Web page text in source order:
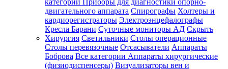
категории Приборы для диагностики опорно-
двигательного аппарата Спирографы Холтеры и
кардиорегистраторы Электроэнцефалографы
Кресла Барани Суточные мониторы АД Скрыть
Хирургия Светильники Столы операционные
Столы перевязочные Отсасыватели Аппараты
Боброва Все категории Аппараты хирургические
(физиодиспенсеры) Визуализаторы вен и